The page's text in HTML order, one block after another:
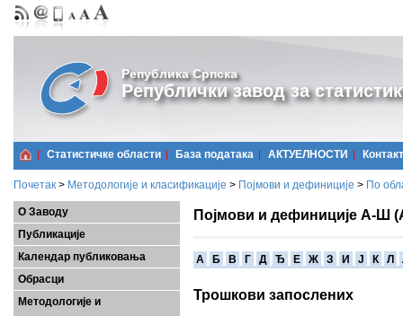
Република Српска
Републички завод за
Статистичке области Базa података АКТУЕЛНОСТИ Контакт
Почетак > Методологије и класификације > Појмови и дефиниције > По
О Заводу
Публикације
Календар публиковања
Обрасци
Методологије и
Појмови и дефиниције А-Ш
A Б В Г Д Ђ Е Ж З И Ј К Л
Трошкови запослених